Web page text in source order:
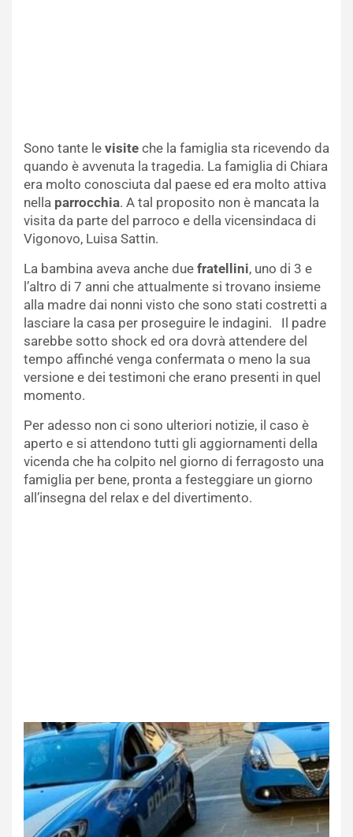
Sono tante le visite che la famiglia sta ricevendo da
quando è avvenuta la tragedia. La famiglia di Chiara
era molto conosciuta dal paese ed era molto attiva
nella parrocchia. A tal proposito non è mancata la
visita da parte del parroco e della vicensindaca di
Vigonovo, Luisa Sattin.
La bambina aveva anche due fratellini, uno di 3 e
l’altro di 7 anni che attualmente si trovano insieme
alla madre dai nonni visto che sono stati costretti a
lasciare la casa per proseguire le indagini. Il padre
sarebbe sotto shock ed ora dovrà attendere del
tempo affinché venga confermata o meno la sua
versione e dei testimoni che erano presenti in quel
momento.
Per adesso non ci sono ulteriori notizie, il caso è
aperto e si attendono tutti gli aggiornamenti della
vicenda che ha colpito nel giorno di ferragosto una
famiglia per bene, pronta a festeggiare un giorno
all’insegna del relax e del divertimento.